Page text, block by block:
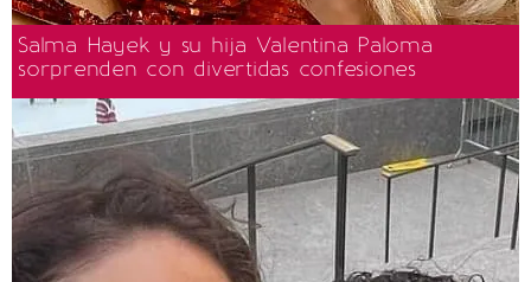
Salma Hayek y su hija Valentina Paloma
sorprenden con divertidas confesiones